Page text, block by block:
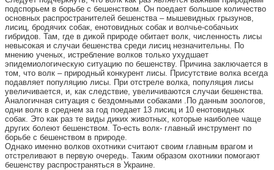
подспорьем в борьбе с бешенством. Он поедает большое количество
основных распространителей бешенства – мышевидных грызунов,
лисиц, бродячих собак, енотовидных собак и волчье-собачьих
гибридов. Там, где в дикой природе обитает волк, численность лисы
невысокая и случаи бешенства среди лисиц незначительны. По
мнению ученых, истребление волков только ухудшает
эпидемиологическую ситуацию по бешенству. Причина заключается в
том, что волк – природный конкурент лисы. Присутствие волка всегда
подавляет популяцию лисы. При отстреле волка, популяция лисы
увеличивается, и, как следствие, увеличиваются случаи бешенства.
Аналогичная ситуация с бездомными собаками .По данным зоологов,
одни волк в среднем за год поедает 13 лисиц и 10 енотовидных
собак. Это как раз те виды диких животных, которые наиболее чаще
других болеют бешенством. То-есть волк- главный инструмент по
борьбе с бешенством в природе.
Однако именно волков охотники считают своим главным врагом и
отстреливают в первую очередь. Таким образом охотники помогают
бешенству распространяться в Украине.